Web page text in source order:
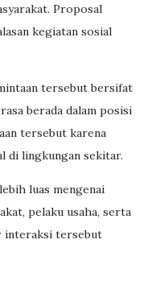
Proposal
kegiatan sosial
tersebut bersifat
berada dalam posisi
tersebut karena
di lingkungan sekitar.
luas mengenai
pelaku usaha, serta
interaksi tersebut